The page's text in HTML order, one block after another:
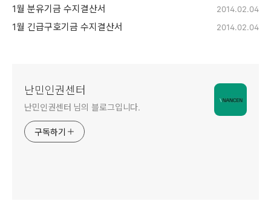
1월 분유기금 수지결산서 2014.02.04
1월 긴급구호기금 수지결산서 2014.02.04
난민인권센터
난민인권센터 님의 블로그입니다.
구독하기